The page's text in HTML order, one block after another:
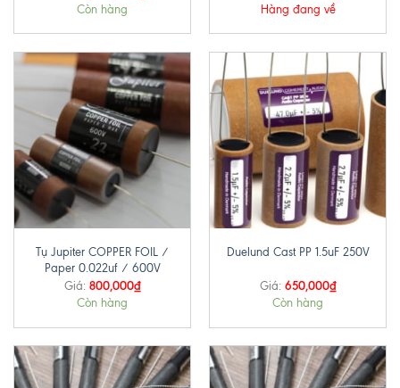
Còn hàng Hàng đang về
Tụ Jupiter COPPER FOIL /
Paper 0.022uf / 600V
Giá: 800,000₫
Còn hàng
Duelund Cast PP 1.5uF 250V
Giá: 650,000₫
Còn hàng